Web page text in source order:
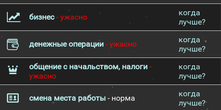
бизнес- ужасно
когда
лучше?
денежные операции - ужасно
когда
лучше?
общение с начальством, налоги -
ужасно
когда
лучше?
смена места работы - норма
когда
лучше?